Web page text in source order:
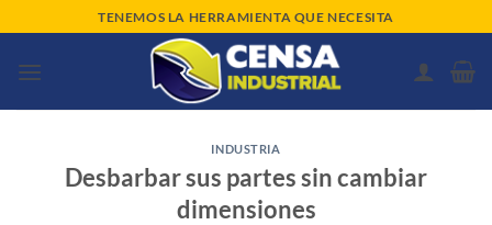
al
contenido
TENEMOS LA HERRAMIENTA QUE NECESITA
INDUSTRIA
Desbarbar sus partes sin cambiar
dimensiones